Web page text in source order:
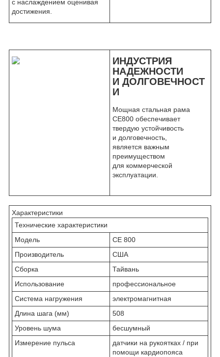
с наслаждением оценивая
достижения.
ИНДУСТРИЯ
НАДЕЖНОСТИ
И ДОЛГОВЕЧНОСТ
И
Мощная стальная рама
CE800 обеспечивает
твердую устойчивость
и долговечность,
является важным
преимуществом
для коммерческой
эксплуатации.
Характеристики
Технические характеристики
Модель
CE 800
Производитель
США
Сборка
Тайвань
Использование
профессиональное
Система нагружения
электромагнитная
Длина шага (мм)
508
Уровень шума
бесшумный
Измерение пульса
датчики на рукоятках / при
помощи кардиопояса